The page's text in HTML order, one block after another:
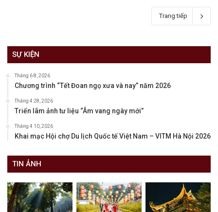
Trang tiếp
SỰ KIỆN
Tháng 6 8, 2026
Chương trình “Tết Đoan ngọ xưa và nay” năm 2026
Tháng 4 28, 2026
Triển lãm ảnh tư liệu “Âm vang ngày mới”
Tháng 4 10, 2026
Khai mạc Hội chợ Du lịch Quốc tế Việt Nam – VITM Hà Nội 2026
TIN ẢNH